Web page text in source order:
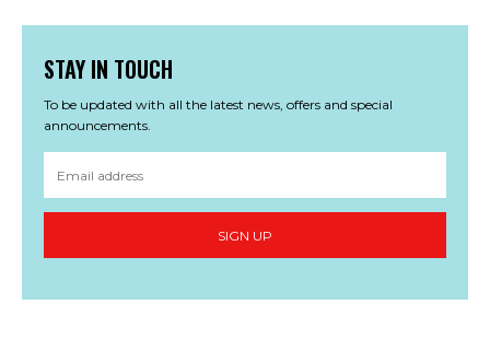
STAY IN TOUCH
To be updated with all the latest news, offers and special
announcements.
SIGN UP